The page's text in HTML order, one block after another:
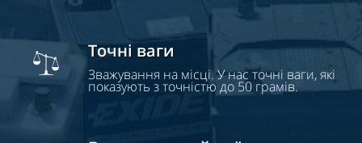
Точні ваги
Зважування на місці. У нас точні ваги, які
показують з точністю до 50 грамів.